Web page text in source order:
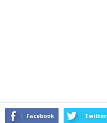
Facebook Twitter